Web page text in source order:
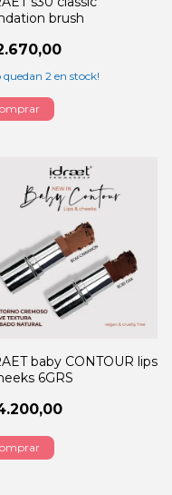
brush
quedan 2 en stock!
baby CONTOUR lips
6GRS